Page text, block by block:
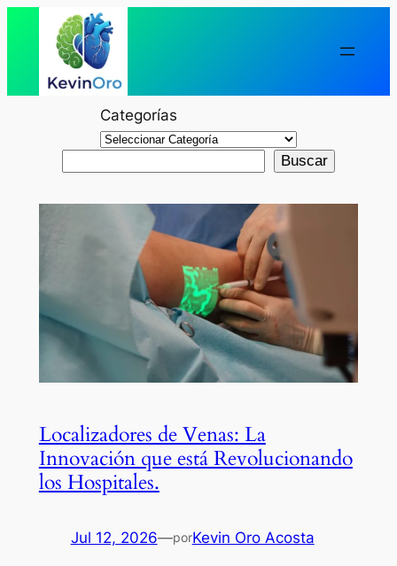
Categorías
Buscar
Localizadores de Venas: La
Innovación que está Revolucionando
los Hospitales.
Jul 12, 2026—porKevin Oro Acosta